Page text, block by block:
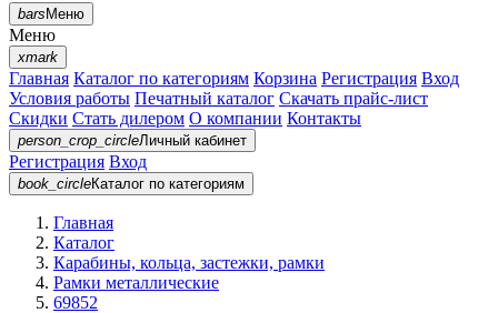
barsМеню
Меню
xmark
Главная Каталог по категориям Корзина Регистрация Вход
Условия работы Печатный каталог Скачать прайс-лист
Скидки Стать дилером О компании Контакты
person_crop_circleЛичный кабинет
Регистрация Вход
book_circleКаталог по категориям
Главная
Каталог
Карабины, кольца, застежки, рамки
Рамки металлические
69852